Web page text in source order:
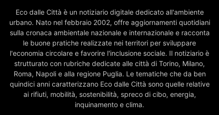
Eco dalle Città è un notiziario digitale dedicato all'ambiente
urbano. Nato nel febbraio 2002, offre aggiornamenti quotidiani
sulla cronaca ambientale nazionale e internazionale e racconta
le buone pratiche realizzate nei territori per sviluppare
l'economia circolare e favorire l'inclusione sociale. Il notiziario è
strutturato con rubriche dedicate alle città di Torino, Milano,
Roma, Napoli e alla regione Puglia. Le tematiche che da ben
quindici anni caratterizzano Eco dalle Città sono quelle relative
ai rifiuti, mobilità, sostenibilità, spreco di cibo, energia,
inquinamento e clima.